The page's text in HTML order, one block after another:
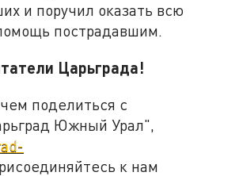
и поручил оказать всю
пострадавшим.
Царьграда!
поделиться с
Южный Урал",
к нам